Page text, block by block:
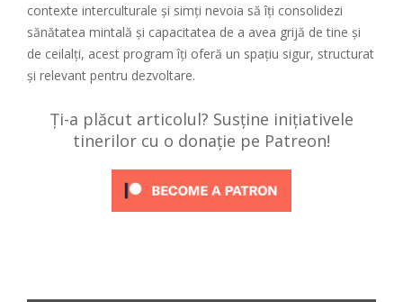
contexte interculturale și simți nevoia să îți consolidezi
sănătatea mintală și capacitatea de a avea grijă de tine și
de ceilalți, acest program îți oferă un spațiu sigur, structurat
și relevant pentru dezvoltare.
Ți-a plăcut articolul? Susține inițiativele
tinerilor cu o donație pe Patreon!